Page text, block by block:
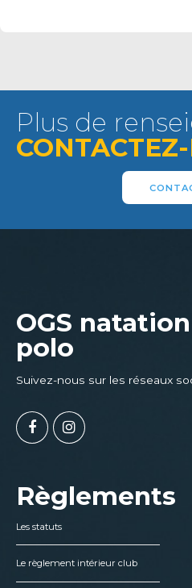
Plus de
OGS
polo
Suivez-nous sur les réseaux
Règlements
Les statuts
Le règlement intérieur club